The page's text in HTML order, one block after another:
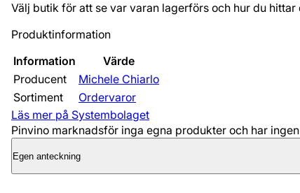
Välj butik för att se var varan lagerförs och hur du hittar
Produktinformation
Information
Värde
Producent
Michele Chiarlo
Sortiment
Ordervaror
Läs mer på Systembolaget
Pinvino marknadsför inga egna produkter och har
Egen anteckning